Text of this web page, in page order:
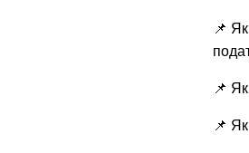
📌
📌
📌